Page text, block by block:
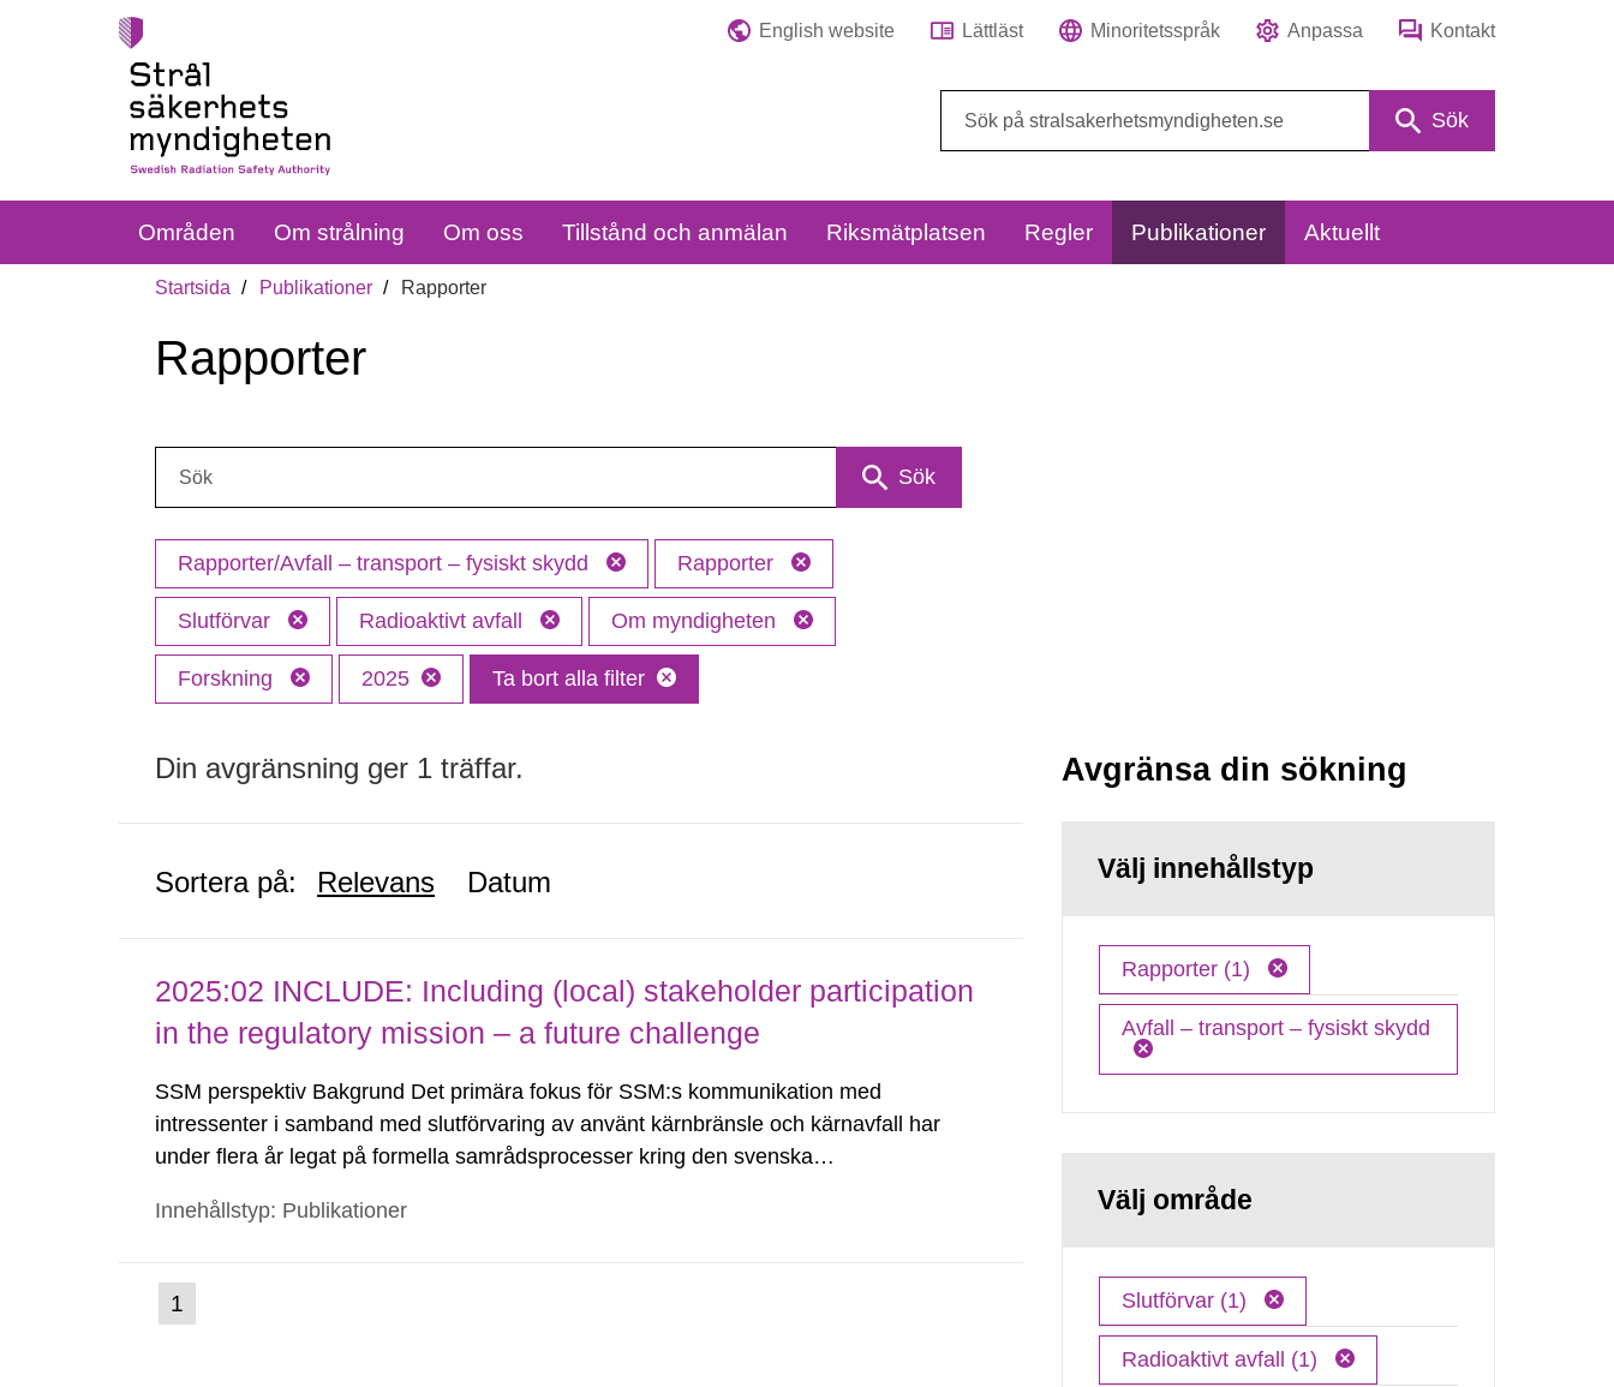
English website Lättläst Minoritetsspråk Anpassa Kontakt
Sök
Områden Om strålning Om oss Tillstånd och anmälan Riksmätplatsen Regler Publikationer Aktuellt
Startsida Publikationer Rapporter
Rapporter
Sök
Rapporter/Avfall – transport – fysiskt skydd Rapporter
Slutförvar Radioaktivt avfall Om myndigheten
Forskning 2025 Ta bort alla filter
Din avgränsning ger 1 träffar.
Sortera på: Relevans Datum
2025:02 INCLUDE: Including (local) stakeholder participation
in the regulatory mission – a future challenge
SSM perspektiv Bakgrund Det primära fokus för SSM:s kommunikation med
intressenter i samband med slutförvaring av använt kärnbränsle och kärnavfall har
under flera år legat på formella samrådsprocesser kring den svenska
tillståndsansökningar enligt kärntekniklagen.
Innehållstyp: Publikationer
Gå
till
1
Avgränsa din sökning
Välj innehållstyp
Rapporter (1)
Avfall – transport – fysiskt skydd
Välj område
Slutförvar (1)
Radioaktivt avfall (1)